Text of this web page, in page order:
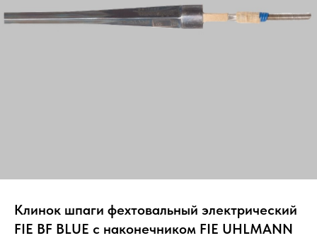
Клинок шпаги фехтовальный электрический
FIE BF BLUE c наконечником FIE UHLMANN